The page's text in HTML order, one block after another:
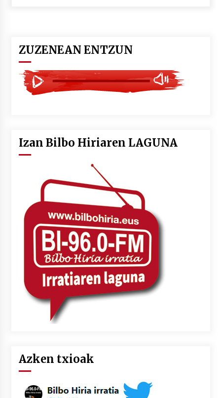
Larunbatean Plentziako Itsas Martxa ospatuko
da
2026/07/07
2026/07/07
Uribitarte40 aretoan
2026/07/03
SOINUGELA: Paul McCartney eta Ringo Starr-en
lan berriak
2026/07/03
MUSIBLA #297: Bide, Boards Of Canada, Somak,
Tiga, Twisted Teens, Underscores, Habia
2026/07/02
ZUZENEAN ENTZUN
Izan Bilbo Hiriaren LAGUNA
Azken txioak